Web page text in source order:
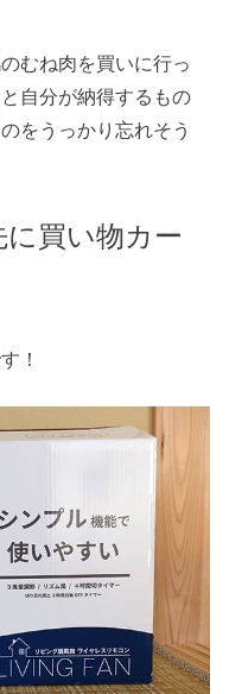
むね肉を買いに行っ
自分が納得するもの
をうっかり忘れそう
買い物カー
！